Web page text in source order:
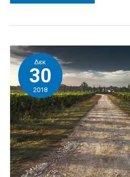
Δεκ
30
2018
Οι
εμπειρίες
μας
και
η
εκπαιδευτική
έρευνα